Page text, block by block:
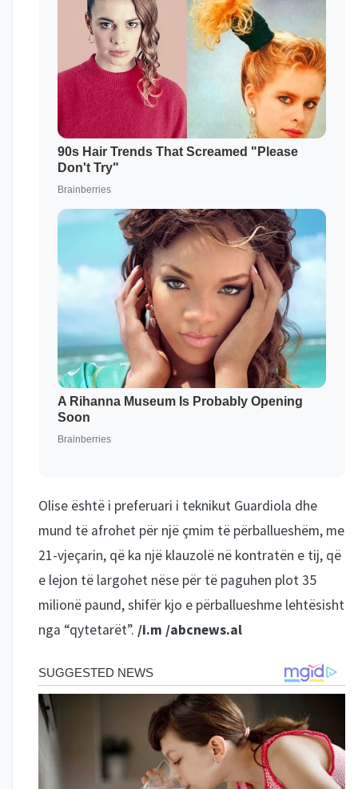
Olise është i preferuari i teknikut Guardiola dhe
mund të afrohet për një çmim të përballueshëm, me
21-vjeçarin, që ka një klauzolë në kontratën e tij, që
e lejon të largohet nëse për të paguhen plot 35
milionë paund, shifër kjo e përballueshme lehtësisht
nga “qytetarët”. /i.m /abcnews.al